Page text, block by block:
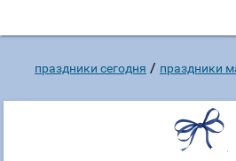
праздники сегодня / праздники